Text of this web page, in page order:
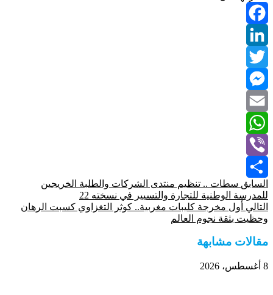
Facebook
LinkedIn
Twitter
Messenger
Email
WhatsApp
Viber
Share
السابق سطات .. تنظيم منتدى الشركات والطلبة الخريجين
للمدرسة الوطنية للتجارة والتسيير في نسخته 22
التالي أول مخرجة كليبات مغربية.. كوثر التغزاوي كسبت الرهان
وحظيت بثقة نجوم العالم
مقالات مشابهة
8 أغسطس، 2026